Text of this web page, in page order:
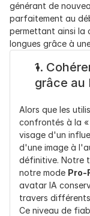
générant de
parfaitement au
permettant ainsi la
longues grâce à
1.
grâce au
Alors que les
confrontés à la
visage d'un
d'une image à
définitive. Notre
notre mode Pro-
avatar IA
travers
Ce niveau de